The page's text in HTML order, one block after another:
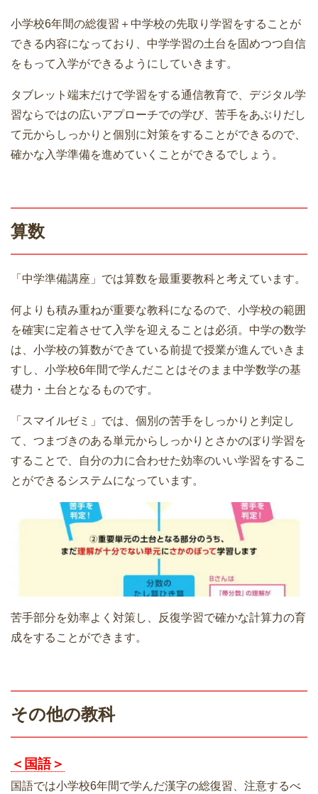
小学校6年間の総復習＋中学校の先取り学習をすることが
できる内容になっており、中学学習の土台を固めつつ自信
をもって入学ができるようにしていきます。
タブレット端末だけで学習をする通信教育で、デジタル学
習ならではの広いアプローチでの学び、苦手をあぶりだし
て元からしっかりと個別に対策をすることができるので、
確かな入学準備を進めていくことができるでしょう。
算数
「中学準備講座」では算数を最重要教科と考えています。
何よりも積み重ねが重要な教科になるので、小学校の範囲
を確実に定着させて入学を迎えることは必須。中学の数学
は、小学校の算数ができている前提で授業が進んでいきま
すし、小学校6年間で学んだことはそのまま中学数学の基
礎力・土台となるものです。
「スマイルゼミ」では、個別の苦手をしっかりと判定し
て、つまづきのある単元からしっかりとさかのぼり学習を
することで、自分の力に合わせた効率のいい学習をするこ
とができるシステムになっています。
苦手部分を効率よく対策し、反復学習で確かな計算力の育
成をすることができます。
その他の教科
＜国語＞
国語では小学校6年間で学んだ漢字の総復習、注意するべ